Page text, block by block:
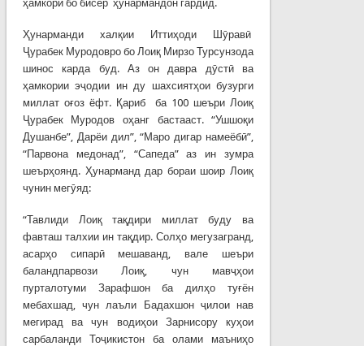
ҳамкорӣ бо бисёр ҳунармандон гардид.
Ҳунарманди халқии Иттиҳоди Шӯравӣ
Ҷурабек Муродовро бо Лоиқ Мирзо Турсунзода
шинос карда буд. Аз он давра дӯстӣ ва
ҳамкории эҷодии ин ду шахсиятҳои бузурги
миллат оғоз ёфт. Қариб ба 100 шеъри Лоиқ
Ҷурабек Муродов оҳанг бастааст. “Ушшоқи
Душанбе”, Дарёи дил”, “Маро дигар намеёбӣ”,
“Парвона медонад”, “Сапеда” аз ин зумра
шеърҳоянд. Ҳунарманд дар бораи шоир Лоиқ
чунин мегӯяд:
“Тавлиди Лоиқ тақдири миллат буду ва
фавташ талхии ин тақдир. Солҳо мегузагранд,
асарҳо сипарӣ мешаванд, вале шеъри
баландпарвози Лоиқ, чун мавҷҳои
пурталотуми Зарафшон ба дилҳо туғён
мебахшад, чун лаъли Бадахшон ҷилои нав
мегирад ва чун водиҳои Зарнисору куҳои
сарбаланди Тоҷикистон ба олами маъниҳо